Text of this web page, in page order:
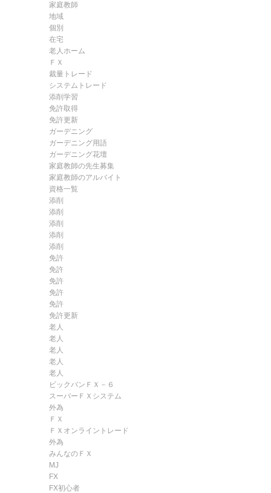
家庭教師
地域
個別
在宅
老人ホーム
ＦＸ
裁量トレード
システムトレード
添削学習
免許取得
免許更新
ガーデニング
ガーデニング用語
ガーデニング花壇
家庭教師の先生募集
家庭教師のアルバイト
資格一覧
添削
添削
添削
添削
添削
免許
免許
免許
免許
免許
免許更新
老人
老人
老人
老人
老人
ビックバンＦＸ－６
スーパーＦＸシステム
外為
ＦＸ
ＦＸオンライントレード
外為
みんなのＦＸ
MJ
FX
FX初心者